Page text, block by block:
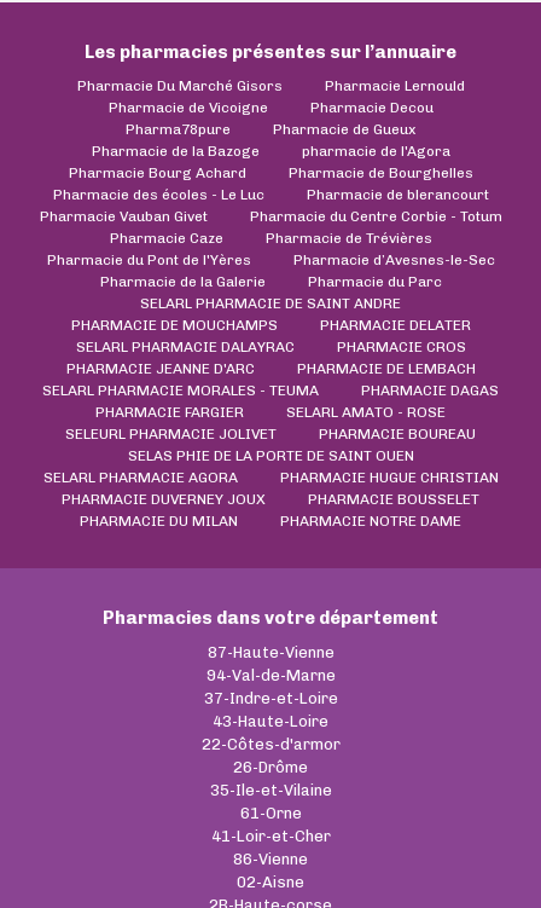
Les pharmacies présentes sur l’annuaire
Pharmacie Du Marché Gisors
Pharmacie Lernould
Pharmacie de Vicoigne
Pharmacie Decou
Pharma78pure
Pharmacie de Gueux
Pharmacie de la Bazoge
pharmacie de l'Agora
Pharmacie Bourg Achard
Pharmacie de Bourghelles
Pharmacie des écoles - Le Luc
Pharmacie de blerancourt
Pharmacie Vauban Givet
Pharmacie du Centre Corbie - Totum
Pharmacie Caze
Pharmacie de Trévières
Pharmacie du Pont de l'Yères
Pharmacie d’Avesnes-le-Sec
Pharmacie de la Galerie
Pharmacie du Parc
SELARL PHARMACIE DE SAINT ANDRE
PHARMACIE DE MOUCHAMPS
PHARMACIE DELATER
SELARL PHARMACIE DALAYRAC
PHARMACIE CROS
PHARMACIE JEANNE D'ARC
PHARMACIE DE LEMBACH
SELARL PHARMACIE MORALES - TEUMA
PHARMACIE DAGAS
PHARMACIE FARGIER
SELARL AMATO - ROSE
SELEURL PHARMACIE JOLIVET
PHARMACIE BOUREAU
SELAS PHIE DE LA PORTE DE SAINT OUEN
SELARL PHARMACIE AGORA
PHARMACIE HUGUE CHRISTIAN
PHARMACIE DUVERNEY JOUX
PHARMACIE BOUSSELET
PHARMACIE DU MILAN
PHARMACIE NOTRE DAME
Pharmacies dans votre département
87-Haute-Vienne
94-Val-de-Marne
37-Indre-et-Loire
43-Haute-Loire
22-Côtes-d'armor
26-Drôme
35-Ile-et-Vilaine
61-Orne
41-Loir-et-Cher
86-Vienne
02-Aisne